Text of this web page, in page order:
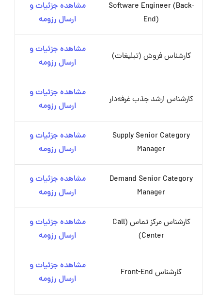
Software Engineer (Back-
End)
مشاهده جزئیات و
ارسال رزومه
کارشناس فروش (تبلیغات)
مشاهده جزئیات و
ارسال رزومه
کارشناس ارشد جذب غرفه‌دار
مشاهده جزئیات و
ارسال رزومه
Supply Senior Category
Manager
مشاهده جزئیات و
ارسال رزومه
Demand Senior Category
Manager
مشاهده جزئیات و
ارسال رزومه
کارشناس مرکز تماس (Call
Center)
مشاهده جزئیات و
ارسال رزومه
کارشناس Front-End
مشاهده جزئیات و
ارسال رزومه